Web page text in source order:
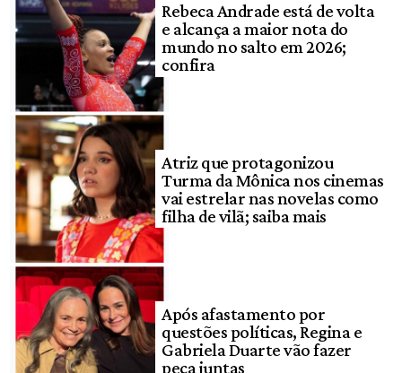
Rebeca Andrade está de volta
e alcança a maior nota do
mundo no salto em 2026;
confira
Atriz que protagonizou
Turma da Mônica nos cinemas
vai estrelar nas novelas como
filha de vilã; saiba mais
Após afastamento por
questões políticas, Regina e
Gabriela Duarte vão fazer
peça juntas